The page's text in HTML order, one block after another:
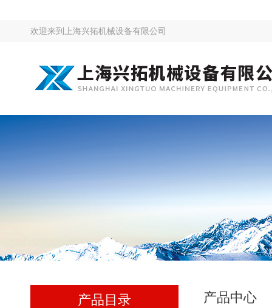
欢迎来到 上海兴拓机械设备有限公司
产品目录 产品中心